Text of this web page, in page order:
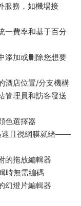
服務，如機場接
一費率和基于百分
添加或删除您想要
酒店位置/分支機構
管理員和訪客發送
色選擇器
速且視網膜就緒——
的拖放編輯器
時無需編碼
幻燈片編輯器